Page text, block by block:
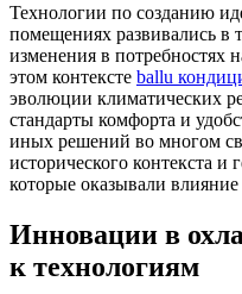
Технологии по созданию
помещениях развивались в
изменения в потребностях
этом контексте ballu
эволюции климатических
стандарты комфорта и
иных решений во многом
исторического контекста
которые оказывали
Инновации в
к технологиям